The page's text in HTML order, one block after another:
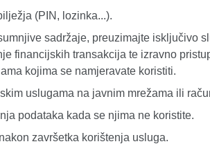
(PIN, lozinka...).
sadržaje, preuzimajte isključivo
financijskih transakcija te izravno
kojima se namjeravate koristiti.
uslugama na javnim mrežama ili
podataka kada se njima ne koristite.
završetka korištenja usluga.